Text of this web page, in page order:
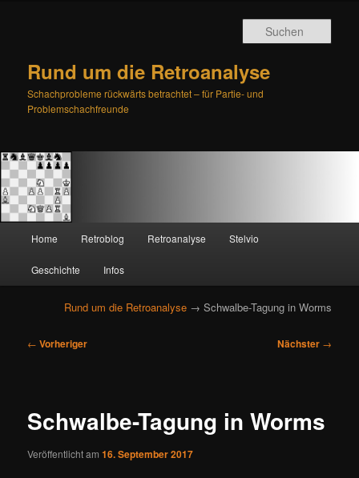
Rund um die Retroanalyse
Schachprobleme rückwärts betrachtet – für Partie- und
Problemschachfreunde
Zum
primären
Inhalt
springen
Zum
sekundären
Inhalt
springen
Home Retroblog Retroanalyse Stelvio
Geschichte Infos
Rund um die Retroanalyse → Schwalbe-Tagung in Worms
B
a
s
← Vorheriger Nächster →
Schwalbe-Tagung in Worms
Veröffentlicht am16. September 2017